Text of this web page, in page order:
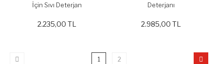
İçin Sıvı Deterjan
2.235,00 TL
Deterjanı
2.985,00 TL
1 2